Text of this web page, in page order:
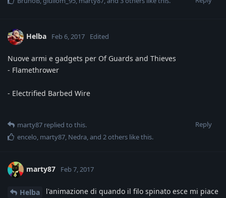
Helba Feb 6, 2017 Edited
Nuove armi e gadgets per Of Guards and Thieves
- Flamethrower
- Electrified Barbed Wire
Reply
marty87 replied to this.
encelo, marty87, Nedra, and 2others like this.
marty87 Feb 7, 2017
Helba
l'animazione di quando il filo spinato esce mi piace